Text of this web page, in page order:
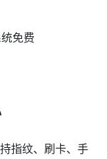
指纹、刷卡、手